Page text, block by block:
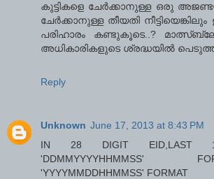
കുട്ടികളെ ചേര്‍ക്കാനുള്ള ഒരു
ചേര്‍ക്കാനുള്ള തീയതി
പരിഹാരം കണ്ടുകൂടെ..?
അധികാരികളുടെ ശ്രദ്ധയില്‍
Reply
Unknown June 17, 2013 at 8:43 PM
IN 28 DIGIT EID,LAST
'DDMMYYYYHHMMSS'
'YYYYMMDDHHMMSS' FORMAT